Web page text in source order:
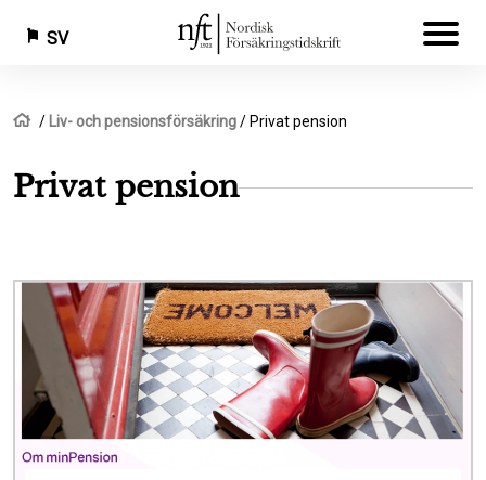
Hoppa
huvudinnehåll
SV
Länkstig
Hem
Liv- och pensionsförsäkring Privat pension
Privat pension